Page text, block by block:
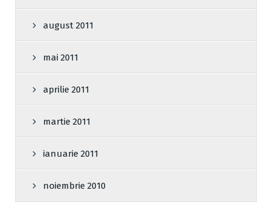
august 2011
mai 2011
aprilie 2011
martie 2011
ianuarie 2011
noiembrie 2010